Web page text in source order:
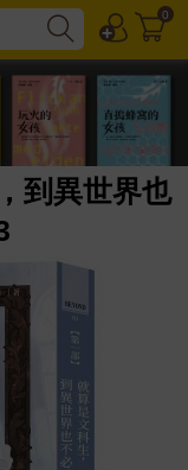
0
到異世界也